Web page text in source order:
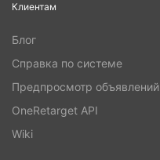
Клиентам
Блог
Справка по системе
Предпросмотр объявлений
OneRetarget API
Wiki